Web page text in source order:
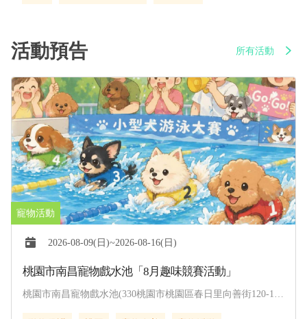
活動預告 所有活動
2026-08-09(日)~2026-08-16(日)
桃園市南昌寵物戲水池「8月趣味競賽活動」
桃園市南昌寵物戲水池(330桃園市桃園區春日里向善街120-1